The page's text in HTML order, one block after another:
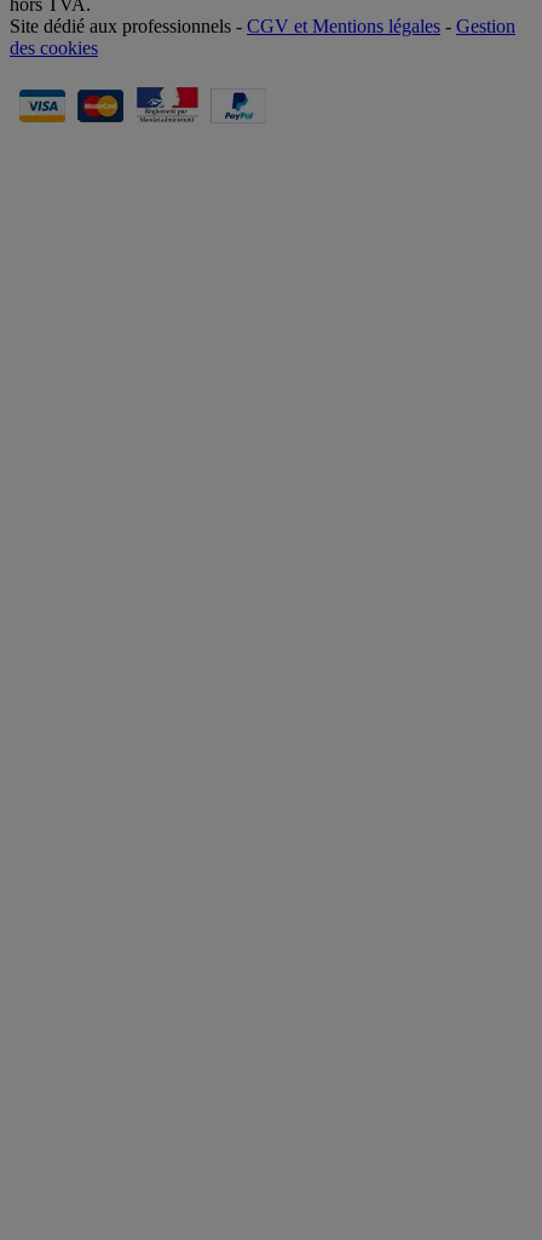
Site dédié aux professionnels - CGV et Mentions légales - Gestion
des cookies